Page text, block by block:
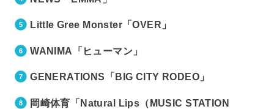
Little Gree Monster「OVER」
WANIMA「ヒューマン」
GENERATIONS「BIG CITY RODEO」
岡崎体育「Natural Lips（MUSIC STATION